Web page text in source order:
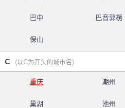
巴中 巴音郭楞
保山
C (以C为开头的城市名)
重庆 潮州
巢湖 池州